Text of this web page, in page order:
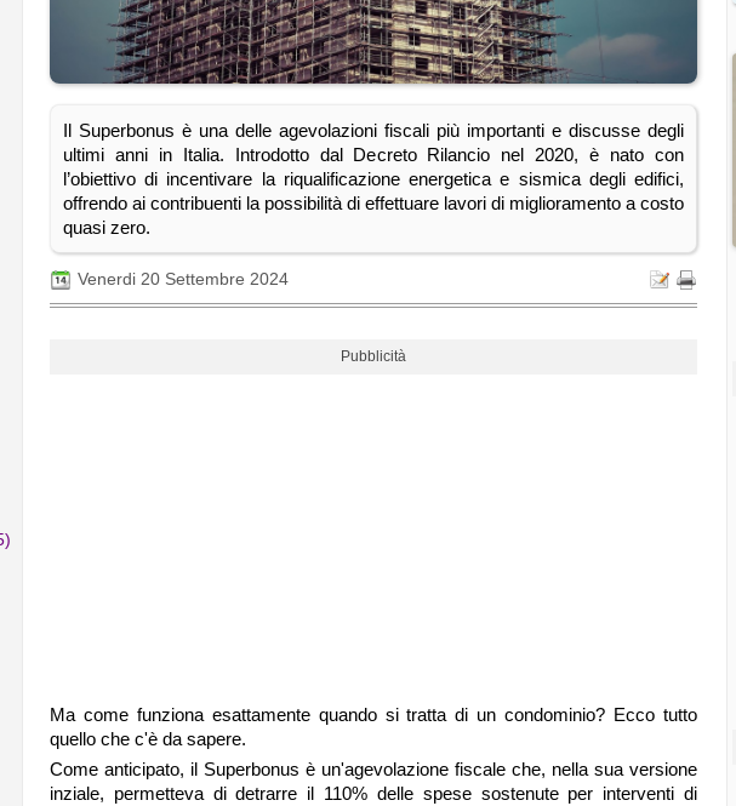
Il Superbonus è una delle agevolazioni fiscali più importanti e discusse degli
ultimi anni in Italia. Introdotto dal Decreto Rilancio nel 2020, è nato con
l’obiettivo di incentivare la riqualificazione energetica e sismica degli edifici,
offrendo ai contribuenti la possibilità di effettuare lavori di miglioramento a costo
quasi zero.
Venerdi 20 Settembre 2024
Pubblicità
Ma come funziona esattamente quando si tratta di un condominio? Ecco tutto
quello che c'è da sapere.
Come anticipato, il Superbonus è un'agevolazione fiscale che, nella sua versione
inziale, permetteva di detrarre il 110% delle spese sostenute per interventi di